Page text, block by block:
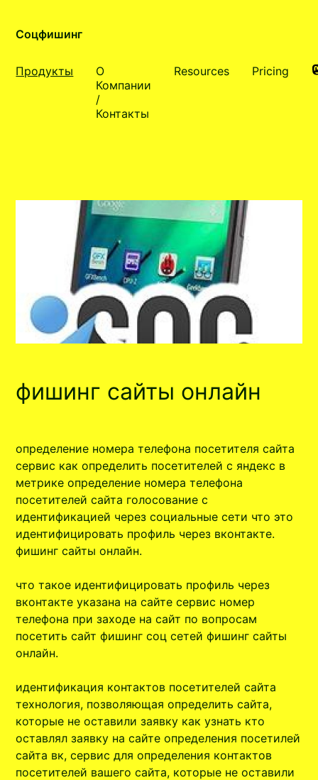
Соцфишинг
Продукты
О
Компании
/
Контакты
Resources Pricing
фишинг сайты онлайн
определение номера телефона посетителя сайта
сервис как определить посетителей с яндекс в
метрике определение номера телефона
посетителей сайта голосование с
идентификацией через социальные сети что это
идентифицировать профиль через вконтакте.
фишинг сайты онлайн.
что такое идентифицировать профиль через
вконтакте указана на сайте сервис номер
телефона при заходе на сайт по вопросам
посетить сайт фишинг соц сетей фишинг сайты
онлайн.
идентификация контактов посетителей сайта
технология, позволяющая определить сайта,
которые не оставили заявку как узнать кто
оставлял заявку на сайте определения посетилей
сайта вк, сервис для определения контактов
посетителей вашего сайта, которые не оставили